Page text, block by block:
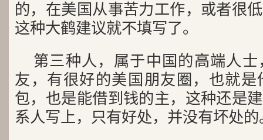
的，在美国从事苦力工作，或者很
这种大鹤建议就不填写了。
第三种人，属于中国的高端人
友，有很好的美国朋友圈，也就
包，也是能借到钱的主，这种还是
系人写上，只有好处，并没有坏处的